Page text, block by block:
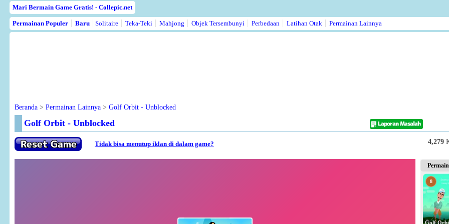
Mari Bermain Game Gratis! - Collepic.net
Permainan Populer Baru Solitaire Teka-Teki Mahjong Objek Tersembunyi Perbedaan Latihan Otak Permainan Lainnya
Beranda > Permainan Lainnya > Golf Orbit - Unblocked
Golf Orbit - Unblocked
4,279
Tidak bisa menutup iklan di dalam game?
8